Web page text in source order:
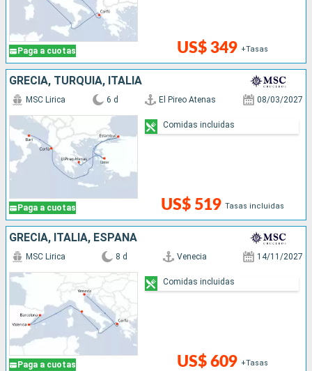
Paga a cuotas US$ 349 +Tasas
GRECIA, TURQUÍA, ITALIA
Paga a cuotas
MSC Lirica 6 d El Pireo Atenas 08/03/2027
US$ 519 Tasas incluidas
Comidas incluidas
GRECIA, ITALIA, ESPAÑA
Paga a cuotas
MSC Lirica 8 d Venecia 14/11/2027
US$ 609 +Tasas
Comidas incluidas